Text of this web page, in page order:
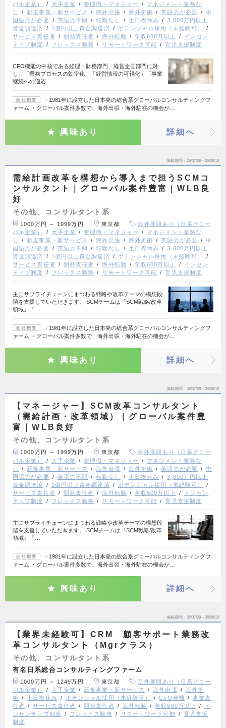
バル企業） 大手企業 管理職・マネジャー
マネジメント業務な
し
新規事業・新サービス 海外出張 海外折衝 英語力が必要
中
国語力が必要
英語力不問 転勤なし 土日祝休み
3,000万円以上
資金調達済
1億円以上資金調達済
ポテンシャル採用（未経験可）
サービス責任者
開発責任者 海外転勤 年収600万以上
インセン
ティブ制度
フレックス勤務 リモートワーク可能 育児支援制度
CFO機能の中核である経理・財務部門、経営企画部門に対
し、「業務プロセスの効率化」「経営情報の可視化」「事業
継続への適応…
会社概要
・1981年に設立した日本発の総合系グローバルコンサルティングフ
ァーム ・グローバル案件多数で、海外出張・海外駐在の機会が…
興味あり 詳細へ
掲載期間 26/07/28～26/08/10
需給計画改革を構想から導入まで担うSCMコ
ンサルタント｜グローバル案件豊富｜WLB良
好
その他、コンサルタント系
1000万円 ～ 1999万円 東京都
海外展開あり（日系グロー
バル企業）
大手企業 管理職・マネジャー
マネジメント業務な
し
新規事業・新サービス 海外出張 海外折衝 英語力が必要
中
国語力が必要
英語力不問 転勤なし 土日祝休み
3,000万円以上
資金調達済
1億円以上資金調達済
ポテンシャル採用（未経験可）
サービス責任者
開発責任者 海外転勤 年収600万以上
インセン
ティブ制度
フレックス勤務 リモートワーク可能 育児支援制度
主にサプライチェーンにまつわる戦略や改革テーマの構想段
階を支援していただきます。 SCMチームは『SCM戦略/改革
領域』『…
会社概要
・1981年に設立した日本発の総合系グローバルコンサルティングフ
ァーム ・グローバル案件多数で、海外出張・海外駐在の機会が…
興味あり 詳細へ
掲載期間 26/07/28～26/08/10
【マネージャー】SCM改革コンサルタント
（需給計画・改革領域）｜グローバル案件豊
富｜WLB良好
その他、コンサルタント系
1000万円 ～ 1999万円 東京都
海外展開あり（日系グロー
バル企業）
大手企業 管理職・マネジャー
マネジメント業務な
し
新規事業・新サービス 海外出張 海外折衝 英語力が必要
中
国語力が必要
英語力不問 転勤なし 土日祝休み
3,000万円以上
資金調達済
1億円以上資金調達済
ポテンシャル採用（未経験可）
サービス責任者
開発責任者 海外転勤 年収600万以上
インセン
ティブ制度
フレックス勤務 リモートワーク可能 育児支援制度
主にサプライチェーンにまつわる戦略や改革テーマの構想段
階を支援していただきます。 SCMチームは『SCM戦略/改革
領域』『…
会社概要
・1981年に設立した日本発の総合系グローバルコンサルティングフ
ァーム ・グローバル案件多数で、海外出張・海外駐在の機会が…
興味あり 詳細へ
掲載期間 26/07/28～26/08/10
【業界未経験可】CRM 顧客サポート業務改
革コンサルタント（Mgrクラス）
その他、コンサルタント系
有名日系総合コンサルティングファーム
1000万円 ～ 1249万円 東京都
海外展開あり（日系グロー
バル企業）
大手企業 新規事業・新サービス 海外出張
海外折
衝
土日祝休み ポテンシャル採用（未経験可） CxO候補
事業責
任者
サービス責任者 開発責任者 海外転勤 年収600万以上
イ
ンセンティブ制度
フレックス勤務 リモートワーク可能
育児支援
制度